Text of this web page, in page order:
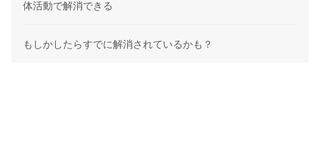
体活動で解消できる
もしかしたらすでに解消されているかも？